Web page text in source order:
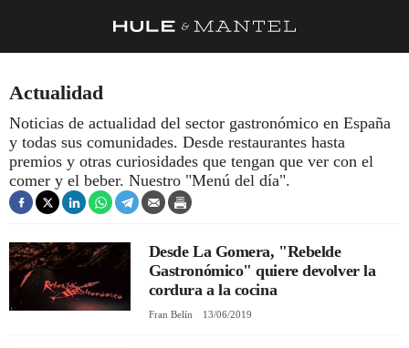
DESPENSA
BARRAS Y ESTRELLAS
DÓNDE COMER
ÍDOLOS DE MESAS
CUADERNO DE VIAJE
Actualidad
Noticias de actualidad del sector gastronómico en España
y todas sus comunidades. Desde restaurantes hasta
premios y otras curiosidades que tengan que ver con el
comer y el beber. Nuestro "Menú del día".
Desde La Gomera, "Rebelde
Gastronómico" quiere devolver la
cordura a la cocina
Fran Belín 13/06/2019